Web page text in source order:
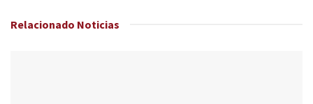
Relacionado Noticias